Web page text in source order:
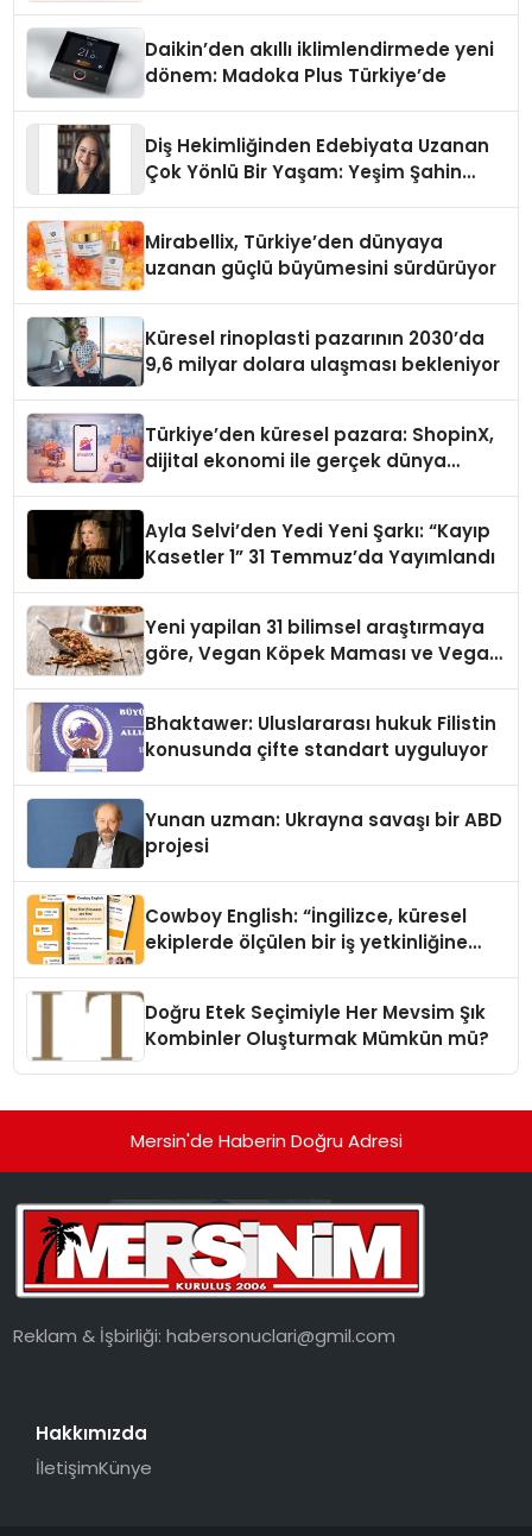
Daikin’den akıllı iklimlendirmede yeni
dönem: Madoka Plus Türkiye’de
Diş Hekimliğinden Edebiyata Uzanan
Çok Yönlü Bir Yaşam: Yeşim Şahin
Mirabellix, Türkiye’den dünyaya
uzanan güçlü büyümesini sürdürüyor
Küresel rinoplasti pazarının 2030’da
9,6 milyar dolara ulaşması bekleniyor
Türkiye’den küresel pazara: ShopinX,
dijital ekonomi ile gerçek dünya
Ayla Selvi’den Yedi Yeni Şarkı: “Kayıp
Kasetler 1” 31 Temmuz’da Yayımlandı
Yeni yapilan 31 bilimsel araştırmaya
göre, Vegan Köpek Maması ve Vegan
Bhaktawer: Uluslararası hukuk Filistin
konusunda çifte standart uyguluyor
Yunan uzman: Ukrayna savaşı bir ABD
projesi
Cowboy English: “İngilizce, küresel
ekiplerde ölçülen bir iş yetkinliğine
Doğru Etek Seçimiyle Her Mevsim Şık
Kombinler Oluşturmak Mümkün mü?
Mersin'de Haberin Doğru Adresi
Reklam & İşbirliği:habersonuclari@gmil.com
Hakkımızda
İletişimKünye